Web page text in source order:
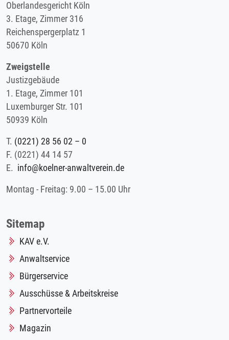
Oberlandesgericht Köln
3. Etage, Zimmer 316
Reichenspergerplatz 1
50670 Köln
Zweigstelle
Justizgebäude
1. Etage, Zimmer 101
Luxemburger Str. 101
50939 Köln
T. (0221) 28 56 02 – 0
F. (0221) 44 14 57
E. info@koelner-anwaltverein.de
Montag - Freitag: 9.00 – 15.00 Uhr
Sitemap
KAV e.V.
Anwaltservice
Bürgerservice
Ausschüsse & Arbeitskreise
Partnervorteile
Magazin